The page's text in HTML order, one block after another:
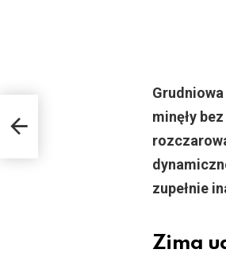
minęły
zupełnie
Zima